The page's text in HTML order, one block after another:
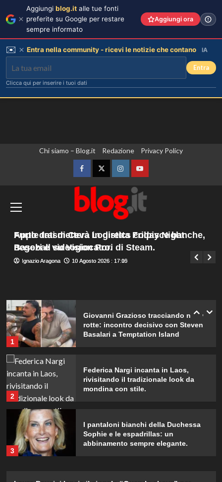
Chi siamo – Blog.it Redazione Privacy Policy
FacebookTwitterInstagramYouTube
principale
Tragedia di Marcinelle, un minuto di
silenzio all’Ambasciata d’Italia in
Giuseppe Recca 10 Agosto 2026 : 19:30
Apple trasmetterà in diretta Friday Night
Baseball su Vision Pro.
Ignazio Aragona 10 Agosto 2026 : 17:10
Furto dati di Ceva Logistics colpisce banche,
negozi e videogiocatori di Steam.
Ignazio Aragona 10 Agosto 2026 : 17:05
I pantaloni bianchi della Duchessa
Sophie e le espadrillas: un
abbinamento sempre elegante.
Francesco Pannofino entra nel cast
di Bro: scopri il suo nuovo ruolo nel
Marianna Scarci di Saranno Famosi:
1
Giovanni Grazioso tracciando nuove
rotte: incontro decisivo con Steven
Basalari a Temptation Island
2
Federica Nargi incanta in Laos,
rivisitando il tradizionale look da
mondina con stile.
3
I pantaloni bianchi della Duchessa
Sophie e le espadrillas: un
abbinamento sempre elegante.
Aggiungi blog.it alle tue fonti
preferite su Google per restare
sempre informato
Aggiungi ora
✉️ Entra nella community - ricevi le notizie che contano IA
Entra
Clicca qui per inserire i tuoi dati